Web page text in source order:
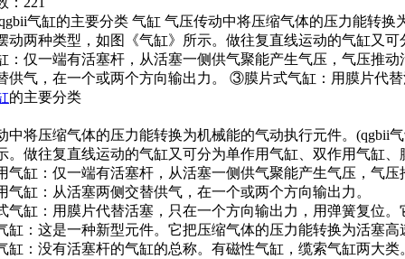
气缸的主要分类 气缸 气压传动中将压缩气体的压力能转
动两种类型，如图《气缸》所示。做往复直线运动的气缸又
：仅一端有活塞杆，从活塞一侧供气聚能产生气压，气压推
供气，在一个或两个方向输出力。 ③膜片式气缸：用膜片代
的主要分类
中将压缩气体的压力能转换为机械能的气动执行元件。(qgbii
。做往复直线运动的气缸又可分为单作用气缸、双作用气缸
缸：仅一端有活塞杆，从活塞一侧供气聚能产生气压，气
缸：从活塞两侧交替供气，在一个或两个方向输出力。
缸：用膜片代替活塞，只在一个方向输出力，用弹簧复位。
：这是一种新型元件。它把压缩气体的压力能转换为活塞高
：没有活塞杆的气缸的总称。有磁性气缸，缆索气缸两大类